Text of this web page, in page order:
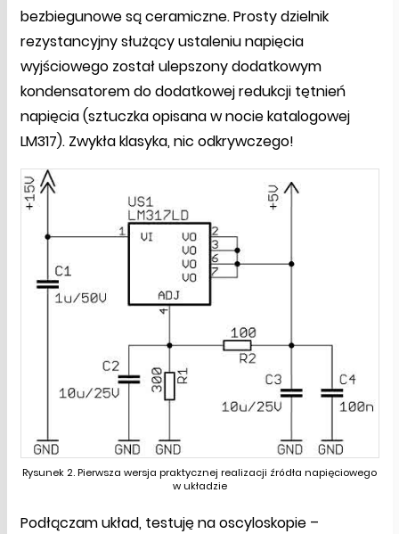
bezbiegunowe są ceramiczne. Prosty dzielnik
rezystancyjny służący ustaleniu napięcia
wyjściowego został ulepszony dodatkowym
kondensatorem do dodatkowej redukcji tętnień
napięcia (sztuczka opisana w nocie katalogowej
LM317). Zwykła klasyka, nic odkrywczego!
Rysunek 2. Pierwsza wersja praktycznej realizacji źródła napięciowego
w układzie
Podłączam układ, testuję na oscyloskopie –